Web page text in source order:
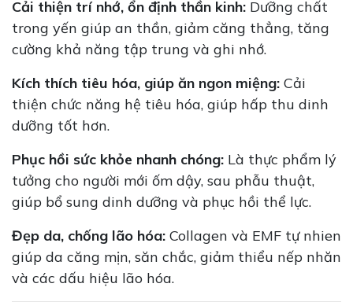
Cải thiện trí nhớ, ổn định thần kinh: Dưỡng chất
trong yến giúp an thần, giảm căng thẳng, tăng
cường khả năng tập trung và ghi nhớ.
Kích thích tiêu hóa, giúp ăn ngon miệng: Cải
thiện chức năng hệ tiêu hóa, giúp hấp thu dinh
dưỡng tốt hơn.
Phục hồi sức khỏe nhanh chóng: Là thực phẩm lý
tưởng cho người mới ốm dậy, sau phẫu thuật,
giúp bổ sung dinh dưỡng và phục hồi thể lực.
Đẹp da, chống lão hóa: Collagen và EMF tự nhien
giúp da căng mịn, săn chắc, giảm thiểu nếp nhăn
và các dấu hiệu lão hóa.